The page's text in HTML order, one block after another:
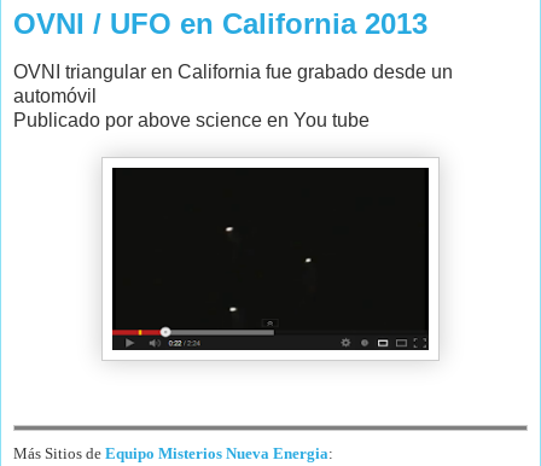
OVNI / UFO en California 2013
OVNI triangular en California fue grabado desde un
automóvil
Publicado por above science en You tube
Más Sitios de Equipo Misterios Nueva Energia: